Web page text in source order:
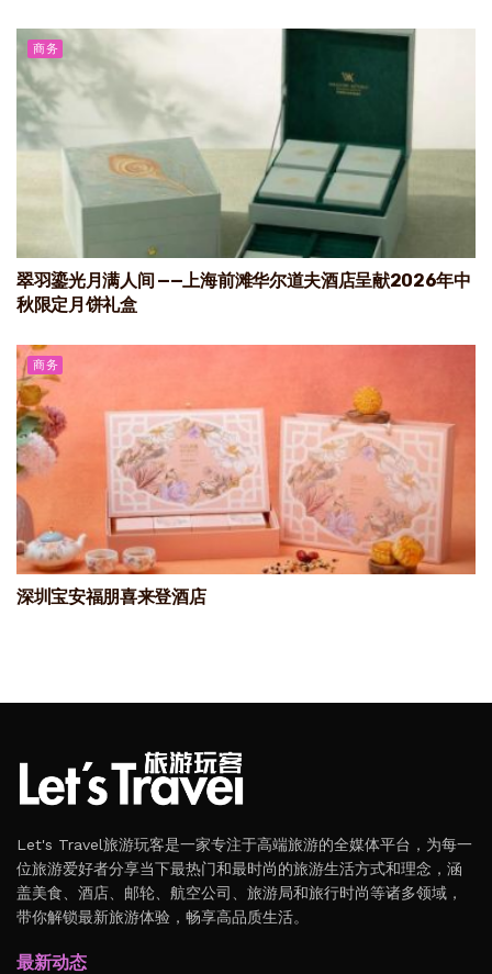
商务
翠羽鎏光月满人间 ——上海前滩华尔道夫酒店呈献2026年中
秋限定月饼礼盒
商务
深圳宝安福朋喜来登酒店
Let's Travel旅游玩客是一家专注于高端旅游的全媒体平台，为每一
位旅游爱好者分享当下最热门和最时尚的旅游生活方式和理念，涵
盖美食、酒店、邮轮、航空公司、旅游局和旅行时尚等诸多领域，
带你解锁最新旅游体验，畅享高品质生活。
最新动态